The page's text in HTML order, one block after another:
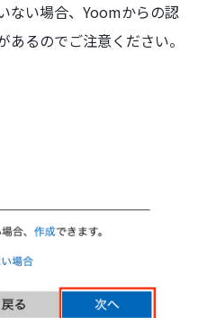
ない場合、Yoomからの認
るのでご注意ください。